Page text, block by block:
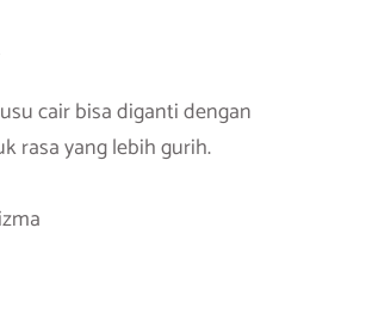
cair bisa diganti dengan
rasa yang lebih gurih.